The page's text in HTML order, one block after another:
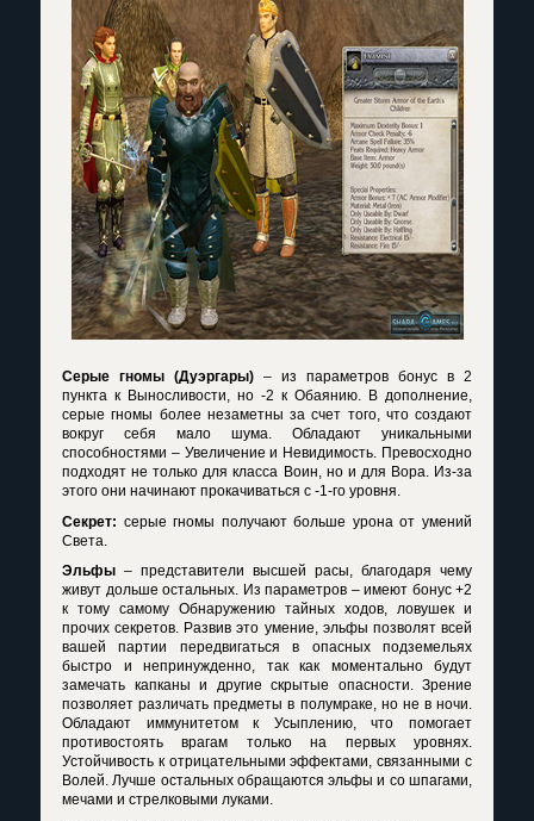
Серые гномы (Дуэргары) – из параметров бонус в 2
пункта к Выносливости, но -2 к Обаянию. В дополнение,
серые гномы более незаметны за счет того, что создают
вокруг себя мало шума. Обладают уникальными
способностями – Увеличение и Невидимость. Превосходно
подходят не только для класса Воин, но и для Вора. Из-за
этого они начинают прокачиваться с -1-го уровня.
Секрет: серые гномы получают больше урона от умений
Света.
Эльфы – представители высшей расы, благодаря чему
живут дольше остальных. Из параметров – имеют бонус +2
к тому самому Обнаружению тайных ходов, ловушек и
прочих секретов. Развив это умение, эльфы позволят всей
вашей партии передвигаться в опасных подземельях
быстро и непринужденно, так как моментально будут
замечать капканы и другие скрытые опасности. Зрение
позволяет различать предметы в полумраке, но не в ночи.
Обладают иммунитетом к Усыплению, что помогает
противостоять врагам только на первых уровнях.
Устойчивость к отрицательными эффектами, связанными с
Волей. Лучше остальных обращаются эльфы и со шпагами,
мечами и стрелковыми луками.